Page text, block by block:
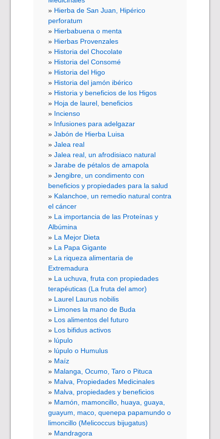
Hierba de San Juan, Hipérico
perforatum
Hierbabuena o menta
Hierbas Provenzales
Historia del Chocolate
Historia del Consomé
Historia del Higo
Historia del jamón ibérico
Historia y beneficios de los Higos
Hoja de laurel, beneficios
Incienso
Infusiones para adelgazar
Jabón de Hierba Luisa
Jalea real
Jalea real, un afrodisiaco natural
Jarabe de pétalos de amapola
Jengibre, un condimento con
beneficios y propiedades para la salud
Kalanchoe, un remedio natural contra
el cáncer
La importancia de las Proteínas y
Albúmina
La Mejor Dieta
La Papa Gigante
La riqueza alimentaria de
Extremadura
La uchuva, fruta con propiedades
terapéuticas (La fruta del amor)
Laurel Laurus nobilis
Limones la mano de Buda
Los alimentos del futuro
Los bifidus activos
lúpulo
lúpulo o Humulus
Maíz
Malanga, Ocumo, Taro o Pituca
Malva, Propiedades Medicinales
Malva, propiedades y beneficios
Mamón, mamoncillo, huaya, guaya,
guayum, maco, quenepa papamundo o
limoncillo (Melicoccus bijugatus)
Mandragora